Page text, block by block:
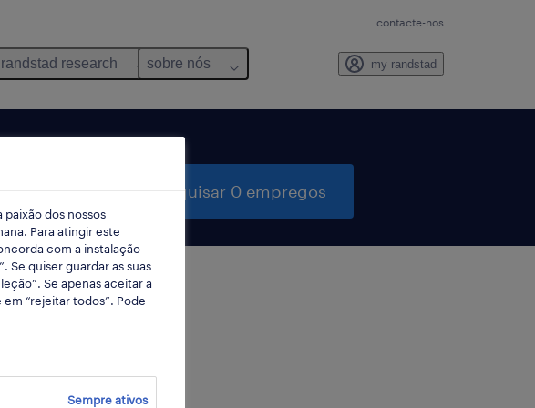
contacte-nos
randstad research sobre nós my randstad
pesquisar 0 empregos
dos nossos
Para atingir este
com a instalação
Se quiser guardar as suas
Se apenas aceitar a
“rejeitar todos”. Pode
Sempre ativos